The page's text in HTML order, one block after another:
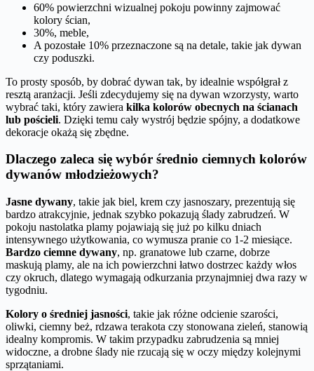
60% powierzchni wizualnej pokoju powinny zajmować
kolory ścian,
30%, meble,
A pozostałe 10% przeznaczone są na detale, takie jak dywan
czy poduszki.
To prosty sposób, by dobrać dywan tak, by idealnie współgrał z
resztą aranżacji. Jeśli zdecydujemy się na dywan wzorzysty, warto
wybrać taki, który zawiera kilka kolorów obecnych na ścianach
lub pościeli. Dzięki temu cały wystrój będzie spójny, a dodatkowe
dekoracje okażą się zbędne.
Dlaczego zaleca się wybór średnio ciemnych kolorów
dywanów młodzieżowych?
Jasne dywany, takie jak biel, krem czy jasnoszary, prezentują się
bardzo atrakcyjnie, jednak szybko pokazują ślady zabrudzeń. W
pokoju nastolatka plamy pojawiają się już po kilku dniach
intensywnego użytkowania, co wymusza pranie co 1-2 miesiące.
Bardzo ciemne dywany, np. granatowe lub czarne, dobrze
maskują plamy, ale na ich powierzchni łatwo dostrzec każdy włos
czy okruch, dlatego wymagają odkurzania przynajmniej dwa razy w
tygodniu.
Kolory o średniej jasności, takie jak różne odcienie szarości,
oliwki, ciemny beż, rdzawa terakota czy stonowana zieleń, stanowią
idealny kompromis. W takim przypadku zabrudzenia są mniej
widoczne, a drobne ślady nie rzucają się w oczy między kolejnymi
sprzątaniami.